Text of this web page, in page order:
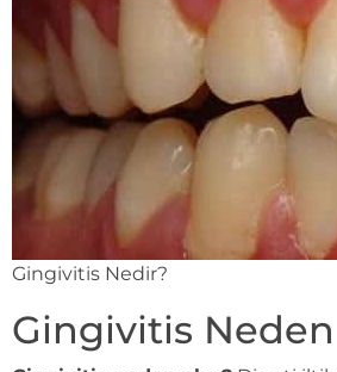
Gingivitis Nedir?
Gingivitis